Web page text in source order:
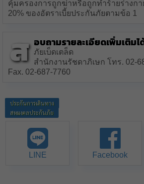
คุ้มครองการถูกฆ่าหรือถูกทำร้ายร่างกา
20% ของอัตราเบี้ยประกันภัยตามข้อ 1
ส อบถามรายละเอียดเพิ่มเติม
ภัยเบ็ดเตล็ด
สำนักงานรัชดาภิเษก โทร. 02-
Fax. 02-687-7760
ประกันการเดินทาง
สหมงคลประกันภัย
LINE Facebook